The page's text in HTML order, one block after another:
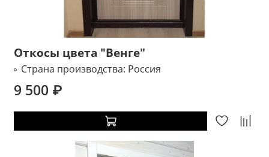
Откосы цвета "Венге"
Страна производства: Россия
9 500 ₽